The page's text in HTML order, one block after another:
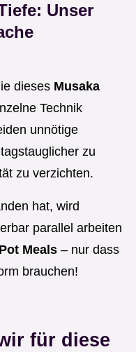
Unser
dieses Musaka
Technik
unnötige
zu
zu verzichten.
hat, wird
parallel arbeiten
Meals – nur dass
brauchen!
für diese